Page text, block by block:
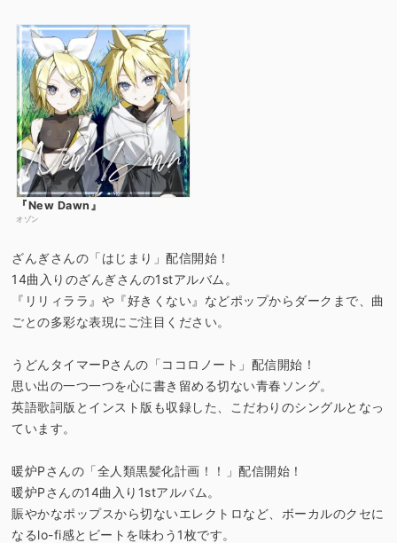
『New Dawn』
オゾン
ざんぎさんの「はじまり」配信開始！
14曲入りのざんぎさんの1stアルバム。
『リリィララ』や『好きくない』などポップからダークまで、曲
ごとの多彩な表現にご注目ください。
うどんタイマーPさんの「ココロノート」配信開始！
思い出の一つ一つを心に書き留める切ない青春ソング。
英語歌詞版とインスト版も収録した、こだわりのシングルとなっ
ています。
暖炉Pさんの「全人類黒髪化計画！！」配信開始！
暖炉Pさんの14曲入り1stアルバム。
賑やかなポップスから切ないエレクトロなど、ボーカルのクセに
なるlo-fi感とビートを味わう1枚です。